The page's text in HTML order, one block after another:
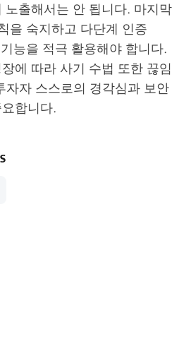
노출해서는 안 됩니다. 마지막
을 숙지하고 다단계 인증
능을 적극 활용해야 합니다.
에 따라 사기 수법 또한 끊임
자자 스스로의 경각심과 보안
합니다.